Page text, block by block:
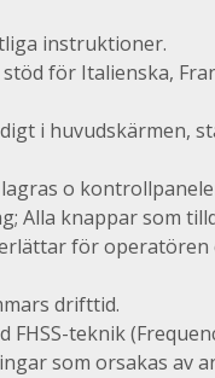
instruktioner.
för Italienska,
i huvudskärmen,
o
Alla knappar som
för operatören
drifttid.
FHSS-teknik
som orsakas av